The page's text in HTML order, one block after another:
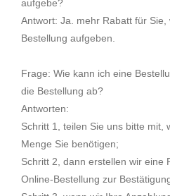
aufgebe?
Antwort: Ja. mehr Rabatt für
Bestellung aufgeben.
Frage: Wie kann ich eine
die Bestellung ab?
Antworten:
Schritt 1, teilen Sie uns bitte mit,
Menge Sie benötigen;
Schritt 2, dann erstellen wir eine
Online-Bestellung zur